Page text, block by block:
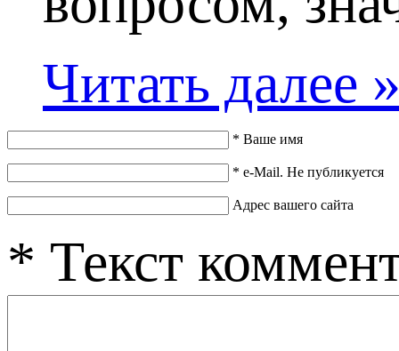
Читать далее
* Ваше имя
* e-Mail. Не публикуется
Адрес вашего сайта
* Текст